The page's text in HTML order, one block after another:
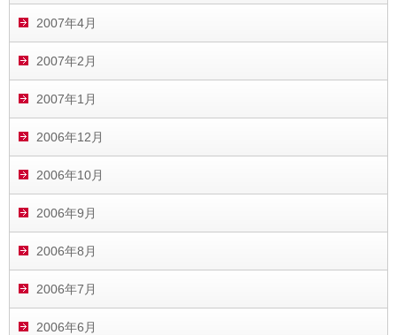
2007年4月
2007年2月
2007年1月
2006年12月
2006年10月
2006年9月
2006年8月
2006年7月
2006年6月